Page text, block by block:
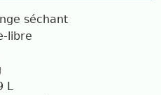
séchant
libre
L